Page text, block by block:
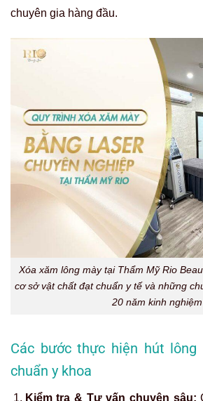
chuyên gia hàng đầu.
Xóa xăm lông mày tại Thẩm Mỹ Rio
cơ sở vật chất đạt chuẩn y tế và những
20 năm kinh nghiệm
Các bước thực hiện hút lông
chuẩn y khoa
Kiểm tra & Tư vấn chuyên sâu: